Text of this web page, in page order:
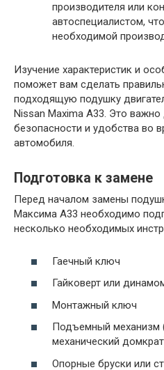
производителя или
автоспециалистом,
необходимой
Изучение характеристик и
поможет вам сделать
подходящую подушку
Nissan Maxima A33. Это важно
безопасности и удобства во
автомобиля.
Подготовка к замене
Перед началом замены
Максима А33 необходимо
несколько необходимых
Гаечный ключ
Гайковерт или
Монтажный ключ
Подъемный механизм
механический
Опорные бруски или